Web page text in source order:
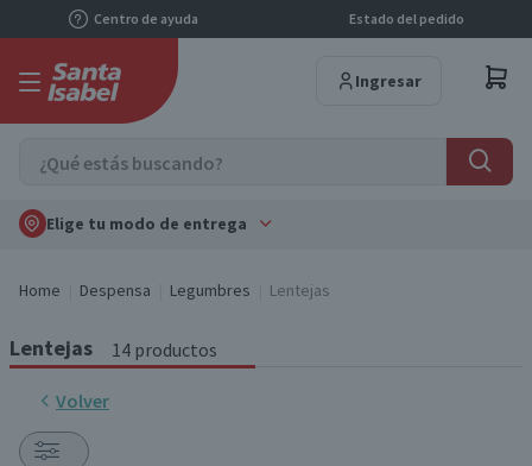
Centro de ayuda Estado del pedido
Ingresar
Elige tu modo de entrega
Home Despensa Legumbres Lentejas
Lentejas 14 productos
Volver